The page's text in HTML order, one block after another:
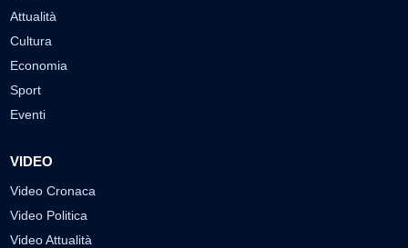
Attualità
Cultura
Economia
Sport
Eventi
VIDEO
Video Cronaca
Video Politica
Video Attualità